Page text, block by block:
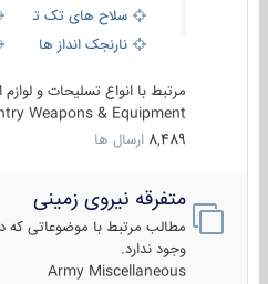
سلاح های تک تیر
نارنجک انداز ها
مرتبط با انواع تسلیحات و لوازم
Weapons & Equipment
8,489 ارسال ها
متفرقه نیروی زمینی
مطالب مرتبط با موضوعاتی که
وجود ندارد.
Army Miscellaneous